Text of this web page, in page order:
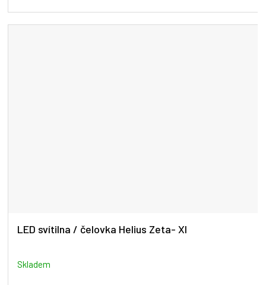
LED svítilna / čelovka Helius Zeta- XI
Skladem